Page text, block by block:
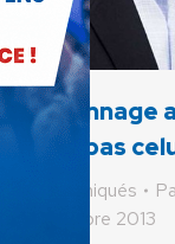
Espionnage
n’est pas
Communiqués
22 octobre 2013